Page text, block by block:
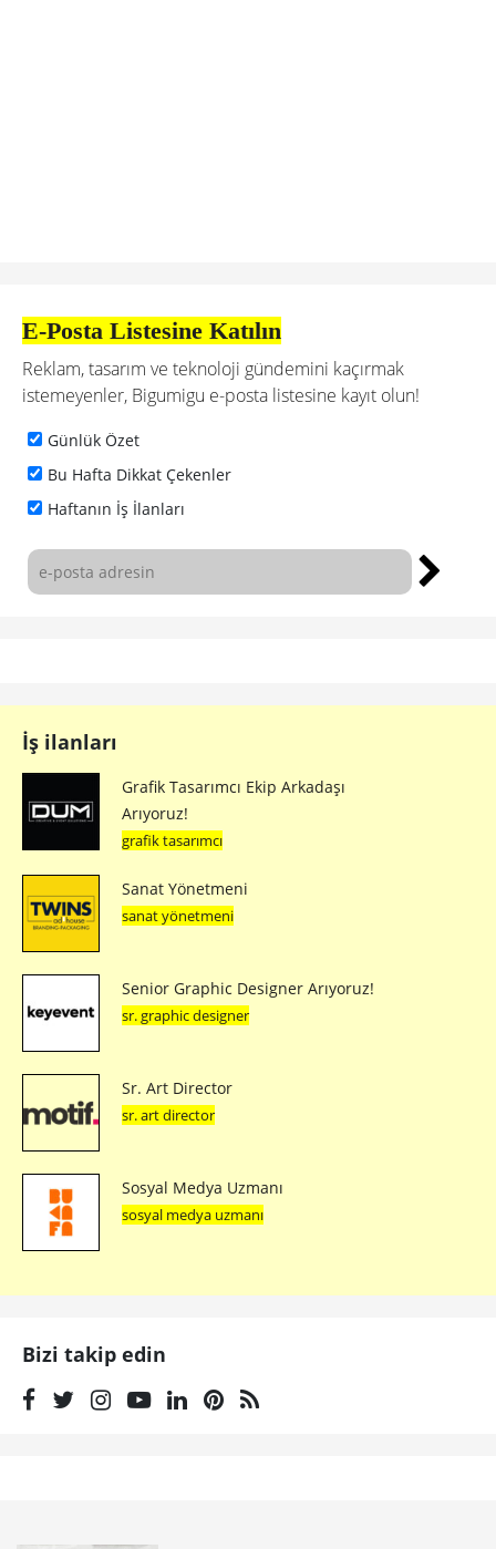
E-Posta Listesine Katılın
Reklam, tasarım ve teknoloji gündemini kaçırmak
istemeyenler, Bigumigu e-posta listesine kayıt olun!
Günlük Özet
Bu Hafta Dikkat Çekenler
Haftanın İş İlanları
İş ilanları
Grafik Tasarımcı Ekip Arkadaşı
Arıyoruz!
grafik tasarımcı
Sanat Yönetmeni
sanat yönetmeni
Senior Graphic Designer Arıyoruz!
sr. graphic designer
Sr. Art Director
sr. art director
Sosyal Medya Uzmanı
sosyal medya uzmanı
Bizi takip edin